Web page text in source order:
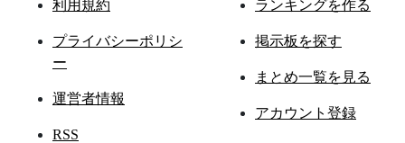
利用規約
プライバシーポリシ
ー
運営者情報
RSS
ランキングを作る
掲示板を探す
まとめ一覧を見る
アカウント登録